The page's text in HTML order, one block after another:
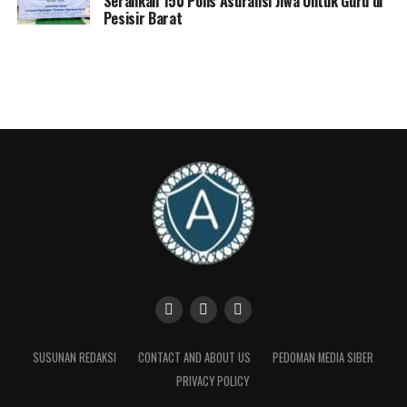
wajib menggunakan mekanisme UU Pers, bukan
khusus yang sudah diatur secara komprehensif dalam
Pasal 4, 5, 7, dan 11 UU Pers. Jalur tersebut meliputi:
1. **Hak Jawab dan Hak Koreksi:** Memberikan ruang
bagi pihak yang merasa dirugikan untuk mengklarifikasi.
2. **Hak Tolak:** Melindungi sumber informasi
3. **Dewan Pers:** Sebagai lembaga penengah melalui
penilaian Kode Etik Jurnalistik (KEJ).
tidak melayani Hak Jawab pun bersifat administratif
berupa denda, bukan penjara. Inilah yang harus
Pesisir Barat
SUSUNAN REDAKSI CONTACT AND ABOUT US
PEDOMAN MEDIA SIBER
PRIVACY POLICY